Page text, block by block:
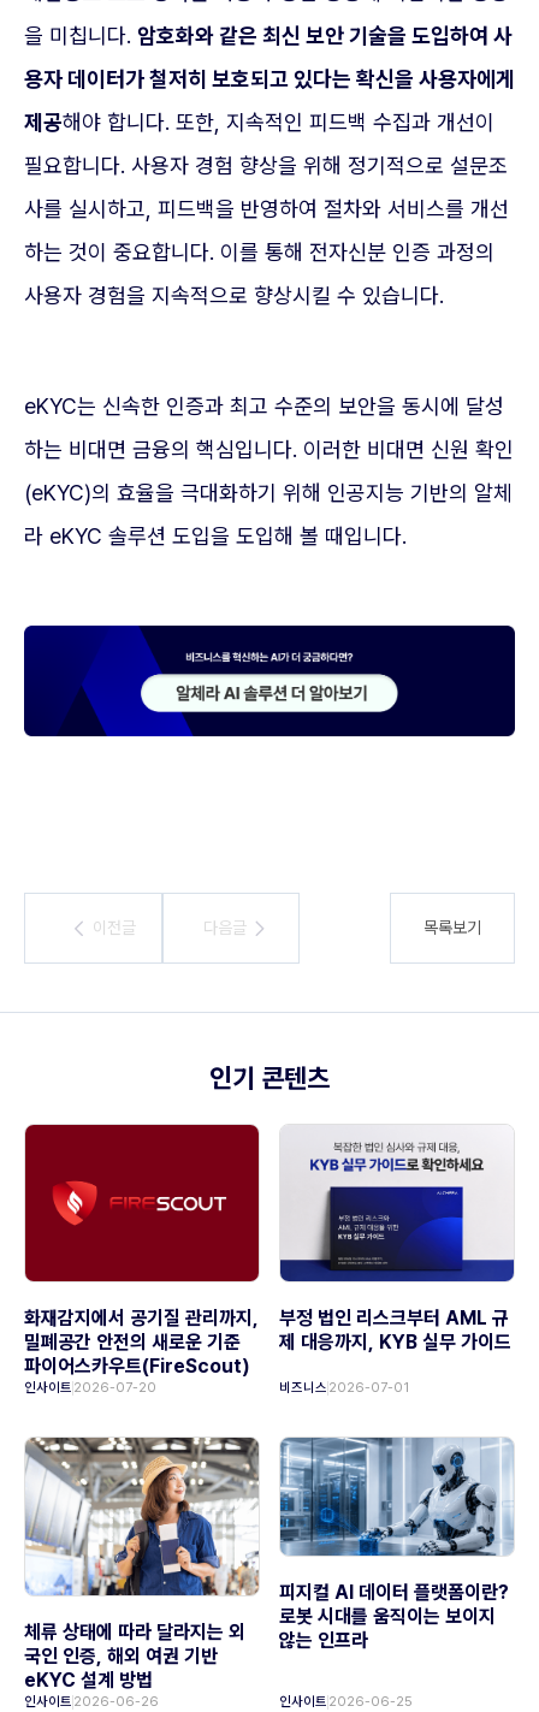
을 미칩니다. 암호화와 같은 최신 보안 기술을 도입하여 사
용자 데이터가 철저히 보호되고 있다는 확신을 사용자에게
제공해야 합니다. 또한, 지속적인 피드백 수집과 개선이
필요합니다. 사용자 경험 향상을 위해 정기적으로 설문조
사를 실시하고, 피드백을 반영하여 절차와 서비스를 개선
하는 것이 중요합니다. 이를 통해 전자신분 인증 과정의
사용자 경험을 지속적으로 향상시킬 수 있습니다.
eKYC는 신속한 인증과 최고 수준의 보안을 동시에 달성
하는 비대면 금융의 핵심입니다. 이러한 비대면 신원 확인
(eKYC)의 효율을 극대화하기 위해 인공지능 기반의 알체
라 eKYC 솔루션 도입을 도입해 볼 때입니다.
이전글
이전글 다음글
다음글 목록보기
인기 콘텐츠
화재감지에서 공기질 관리까지,
밀폐공간 안전의 새로운 기준
파이어스카우트(FireScout)
인사이트 2026-07-20
부정 법인 리스크부터 AML 규
제 대응까지, KYB 실무 가이드
비즈니스 2026-07-01
체류 상태에 따라 달라지는 외
국인 인증, 해외 여권 기반
eKYC 설계 방법
인사이트 2026-06-26
피지컬 AI 데이터 플랫폼이란?
로봇 시대를 움직이는 보이지
않는 인프라
인사이트 2026-06-25